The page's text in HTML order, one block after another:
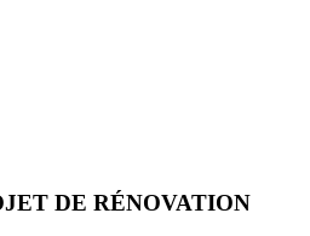
DE RÉNOVATION